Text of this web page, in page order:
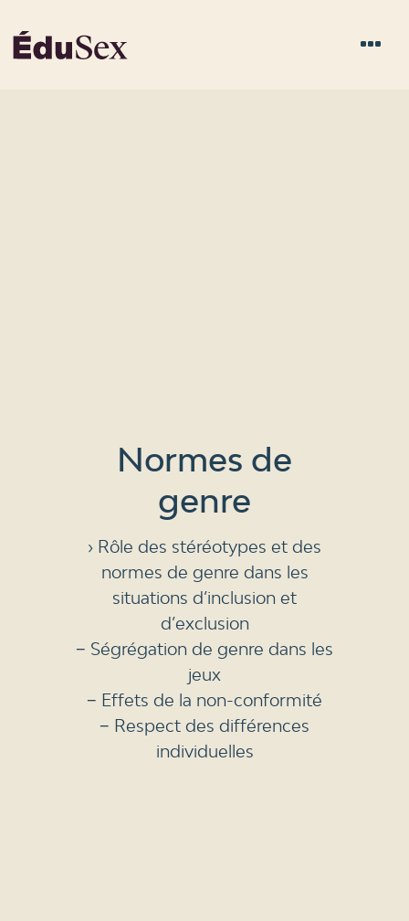
Normes de
genre
› Rôle des stéréotypes et des
normes de genre dans les
situations d’inclusion et
d’exclusion
− Ségrégation de genre dans les
jeux
− Effets de la non-conformité
− Respect des différences
individuelles